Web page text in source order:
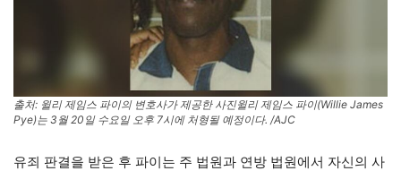
출처: 윌리 제임스 파이의 변호사가 제공한 사진윌리 제임스 파이(Willie James
Pye)는 3월 20일 수요일 오후 7시에 처형될 예정이다. /AJC
유죄 판결을 받은 후 파이는 주 법원과 연방 법원에서 자신의 사